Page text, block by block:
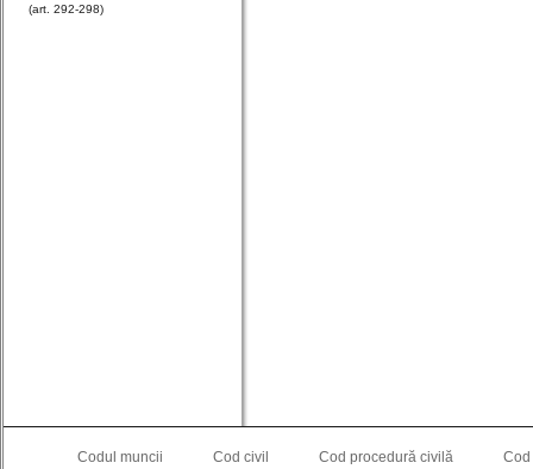
(art. 292-298)
Codul muncii Cod civil Cod procedură civilă